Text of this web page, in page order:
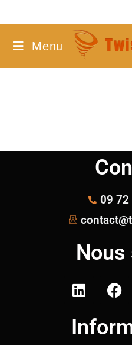
Menu
09 72
Nous